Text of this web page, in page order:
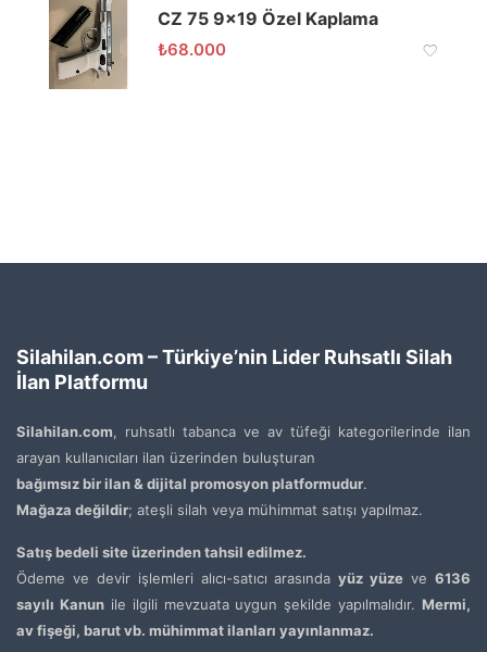
CZ 75 9×19 Özel Kaplama
₺68.000
Silahilan.com – Türkiye’nin Lider Ruhsatlı Silah
İlan Platformu
Silahilan.com, ruhsatlı tabanca ve av tüfeği kategorilerinde ilan
arayan kullanıcıları ilan üzerinden buluşturan
bağımsız bir ilan & dijital promosyon platformudur.
Mağaza değildir; ateşli silah veya mühimmat satışı yapılmaz.
Satış bedeli site üzerinden tahsil edilmez.
Ödeme ve devir işlemleri alıcı-satıcı arasındayüz yüze ve6136
sayılı Kanunile ilgili mevzuata uygun şekilde yapılmalıdır. Mermi,
av fişeği, barut vb. mühimmat ilanları yayınlanmaz.